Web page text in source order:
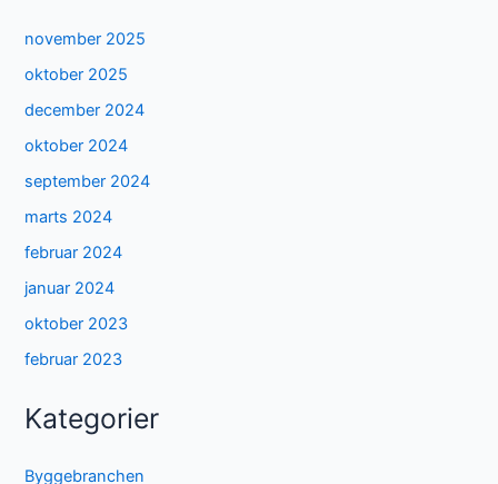
november 2025
oktober 2025
december 2024
oktober 2024
september 2024
marts 2024
februar 2024
januar 2024
oktober 2023
februar 2023
Kategorier
Byggebranchen